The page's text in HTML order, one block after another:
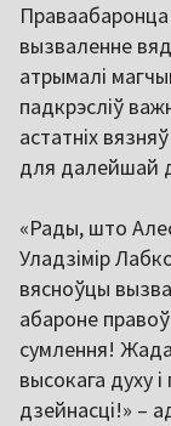
вызваленне
атрымалі
падкрэсліў
астатніх
для далейшай
«Рады, што
Уладзімір
вясноўцы
абароне
сумлення!
высокага духу
дзейнасці!» –